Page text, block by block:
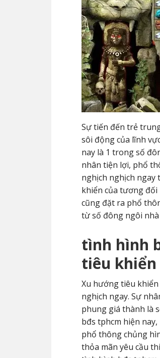
Sự tiến đến trẻ
sôi động của lĩnh
nay là 1 trong số
nhân tiện lợi, phổ
nghịch nghịch ngay
khiển của tương đối
cũng đặt ra phổ
từ số đông ngôi
tình hình
tiêu
Xu hướng tiêu
nghịch ngay. Sự
phung giá thành là
bđs tphcm hiện
phổ thông chủng
thỏa mãn yêu cầu